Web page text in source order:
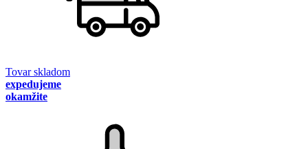
Tovar skladom
expedujeme
okamžite